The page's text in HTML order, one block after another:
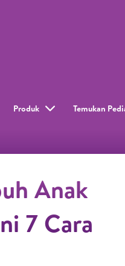
Produk Temukan
Anak
7 Cara